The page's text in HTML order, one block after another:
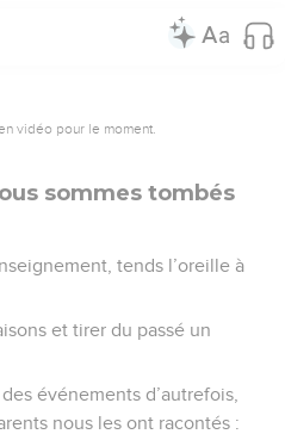
vidéo pour le moment.
sommes tombés
tends l’oreille à
et tirer du passé un
événements d’autrefois,
nous les ont racontés :